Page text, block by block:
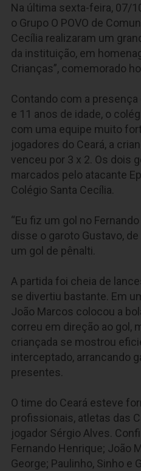
Na última sexta-feira, 07/
o Grupo O POVO de
Cecília realizaram um
da instituição, em
Crianças”, comemorado
Contando com a
e 11 anos de idade, o
com uma equipe muito
jogadores do Ceará, a
venceu por 3 x 2. Os dois
marcados pelo atacante
Colégio Santa Cecília.
“Eu fiz um gol no
disse o garoto Gustavo,
um gol de pênalti.
A partida foi cheia de
se divertiu bastante. Em
João Marcos colocou a
correu em direção ao gol,
criançada se mostrou
interceptado, arrancando
presentes.
O time do Ceará esteve
profissionais, atletas das
jogador Sérgio Alves.
Fernando Henrique; João
George; Paulinho, Sinho e